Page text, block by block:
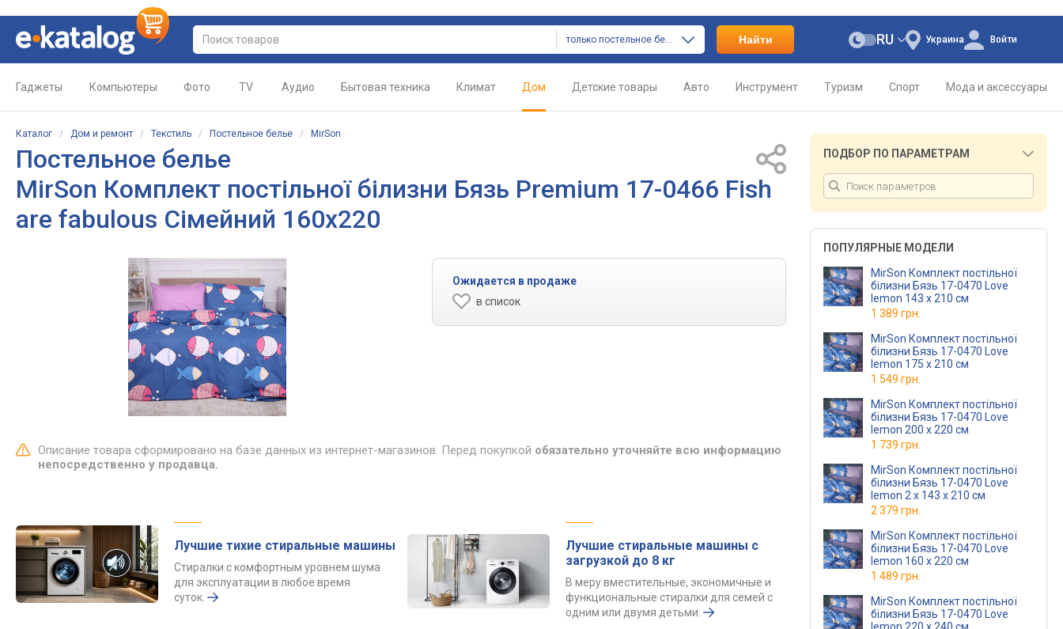
только постельное белье Найти Украина
RU Войти
Гаджеты Компьютеры Фото TV Аудио Бытовая техника Климат Дом Детские товары Авто Инструмент Туризм Спорт Мода и аксессуары
Каталог / Дом и ремонт / Текстиль / Постельное белье / MirSon
Постельное белье
MirSon Комплект постільної білизни Бязь Premium 17-0466 Fish
are fabulous Сімейний 160x220
Ожидается в продаже
в список
Описание товара сформировано на базе данных из интернет-магазинов. Перед покупкой обязательно уточняйте всю информацию
непосредственно у продавца.
Лучшие тихие стиральные машины
Стиралки с комфортным уровнем шума
для эксплуатации в любое время
суток.
Лучшие стиральные машины с
загрузкой до 8 кг
В меру вместительные, экономичные и
функциональные стиралки для семей с
одним или двумя детьми.
ПОДБОР ПО ПАРАМЕТРАМ
ПОПУЛЯРНЫЕ МОДЕЛИ
MirSon Комплект постільної
білизни Бязь 17-0470 Love
lemon 143 x 210 см
1 389 грн.
MirSon Комплект постільної
білизни Бязь 17-0470 Love
lemon 175 x 210 см
1 549 грн.
MirSon Комплект постільної
білизни Бязь 17-0470 Love
lemon 200 x 220 см
1 739 грн.
MirSon Комплект постільної
білизни Бязь 17-0470 Love
lemon 2 x 143 x 210 см
2 379 грн.
MirSon Комплект постільної
білизни Бязь 17-0470 Love
lemon 160 x 220 см
1 489 грн.
MirSon Комплект постільної
білизни Бязь 17-0470 Love